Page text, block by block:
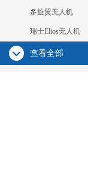
多旋翼无人机
瑞士Elios无人机
查看全部